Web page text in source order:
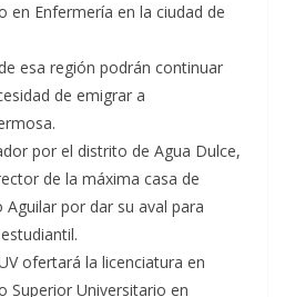
en Enfermería en la ciudad de
esa región podrán continuar
de emigrar a
por el distrito de Agua Dulce,
de la máxima casa de
por dar su aval para
ofertará la licenciatura en
Superior Universitario en